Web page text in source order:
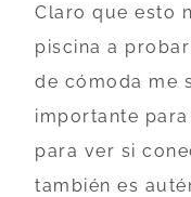
Claro que esto
piscina a
de cómoda me
importante
para ver si
también es